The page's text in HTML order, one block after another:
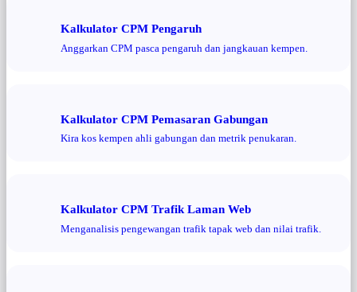
Kalkulator CPM Pengaruh
Anggarkan CPM pasca pengaruh dan jangkauan kempen.
Kalkulator CPM Pemasaran Gabungan
Kira kos kempen ahli gabungan dan metrik penukaran.
Kalkulator CPM Trafik Laman Web
Menganalisis pengewangan trafik tapak web dan nilai trafik.